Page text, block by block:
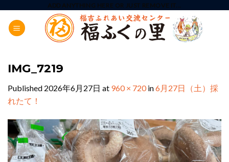
content
ADD ANYTHING HERE OR JUST REMOVE IT...
IMG_7219
Published 2026年6月27日 at 960 × 720in6月27日（土）採
れたて！